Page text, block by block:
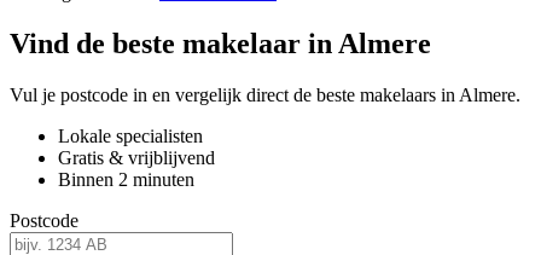
Vind de beste makelaar in Almere
Vul je postcode in en vergelijk direct de beste makelaars in Almere.
Lokale specialisten
Gratis & vrijblijvend
Binnen 2 minuten
Postcode